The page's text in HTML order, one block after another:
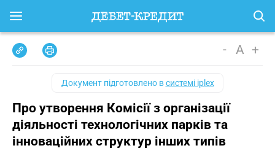
- A +
Документ підготовлено всистемі iplex
Про утворення Комісії з організації
діяльності технологічних парків та
інноваційних структур інших типів